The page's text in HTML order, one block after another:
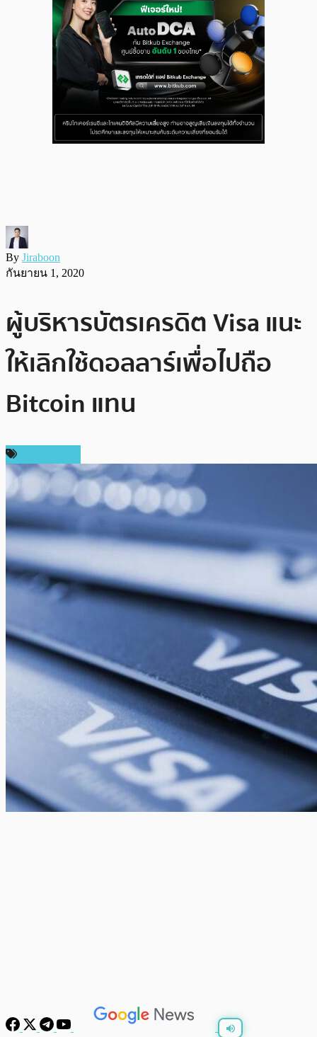
By Jiraboon
กันยายน 1, 2020
ผู้บริหารบัตรเครดิต Visa แนะ
ให้เลิกใช้ดอลลาร์เพื่อไปถือ
Bitcoin แทน